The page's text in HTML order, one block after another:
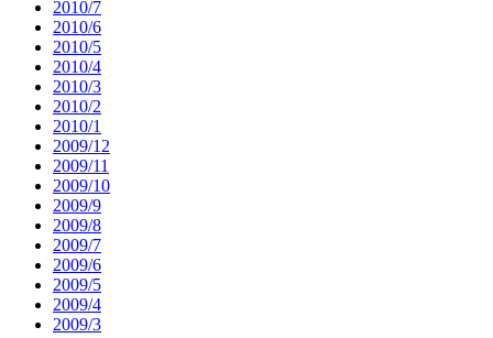
2010/7
2010/6
2010/5
2010/4
2010/3
2010/2
2010/1
2009/12
2009/11
2009/10
2009/9
2009/8
2009/7
2009/6
2009/5
2009/4
2009/3